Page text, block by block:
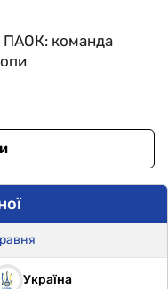
ПАОК: команда
Україна